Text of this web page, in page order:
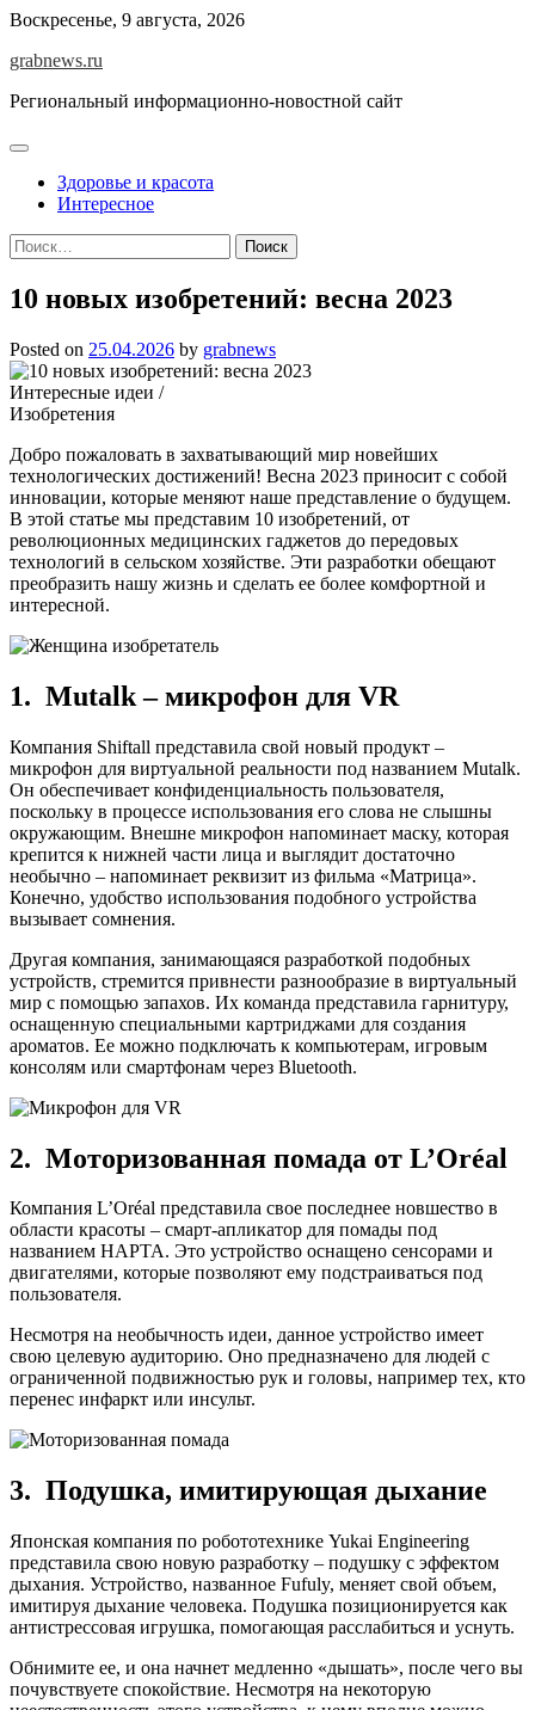
Skip
content
Воскресенье, 9 августа, 2026
grabnews.ru
Региональный информационно-новостной сайт
Здоровье и красота
Интересное
Найти:
10 новых изобретений: весна 2023
Posted on 25.04.2026 by grabnews
Интересные идеи /
Изобретения
Добро пожаловать в захватывающий мир новейших
технологических достижений! Весна 2023 приносит с собой
инновации, которые меняют наше представление о будущем.
В этой статье мы представим 10 изобретений, от
революционных медицинских гаджетов до передовых
технологий в сельском хозяйстве. Эти разработки обещают
преобразить нашу жизнь и сделать ее более комфортной и
интересной.
1. Mutalk – микрофон для VR
Компания Shiftall представила свой новый продукт –
микрофон для виртуальной реальности под названием Mutalk.
Он обеспечивает конфиденциальность пользователя,
поскольку в процессе использования его слова не слышны
окружающим. Внешне микрофон напоминает маску, которая
крепится к нижней части лица и выглядит достаточно
необычно – напоминает реквизит из фильма «Матрица».
Конечно, удобство использования подобного устройства
вызывает сомнения.
Другая компания, занимающаяся разработкой подобных
устройств, стремится привнести разнообразие в виртуальный
мир с помощью запахов. Их команда представила гарнитуру,
оснащенную специальными картриджами для создания
ароматов. Ее можно подключать к компьютерам, игровым
консолям или смартфонам через Bluetooth.
2. Моторизованная помада от L’Oréal
Компания L’Oréal представила свое последнее новшество в
области красоты – смарт-апликатор для помады под
названием HAPTA. Это устройство оснащено сенсорами и
двигателями, которые позволяют ему подстраиваться под
пользователя.
Несмотря на необычность идеи, данное устройство имеет
свою целевую аудиторию. Оно предназначено для людей с
ограниченной подвижностью рук и головы, например тех, кто
перенес инфаркт или инсульт.
3. Подушка, имитирующая дыхание
Японская компания по робототехнике Yukai Engineering
представила свою новую разработку – подушку с эффектом
дыхания. Устройство, названное Fufuly, меняет свой объем,
имитируя дыхание человека. Подушка позиционируется как
антистрессовая игрушка, помогающая расслабиться и уснуть.
Обнимите ее, и она начнет медленно «дышать», после чего вы
почувствуете спокойствие. Несмотря на некоторую